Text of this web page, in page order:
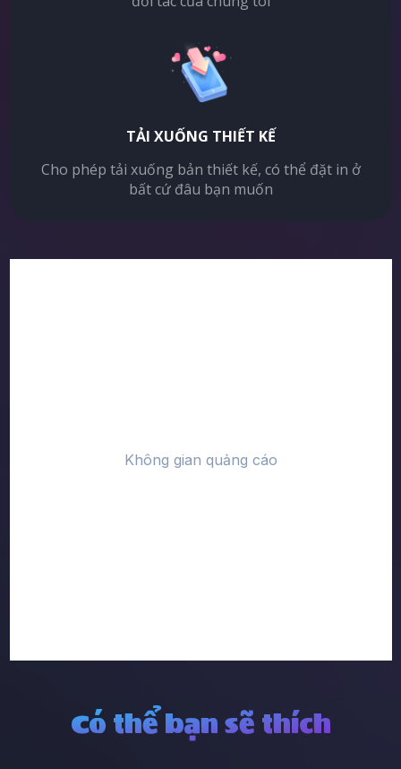
TẢI XUỐNG THIẾT KẾ
Cho phép tải xuống bản thiết kế, có thể đặt in ở
bất cứ đâu bạn muốn
Có thể bạn sẽ thích